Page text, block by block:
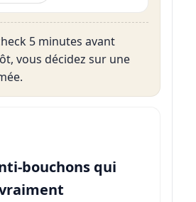
5 minutes avant
vous décidez sur une
bouchons qui